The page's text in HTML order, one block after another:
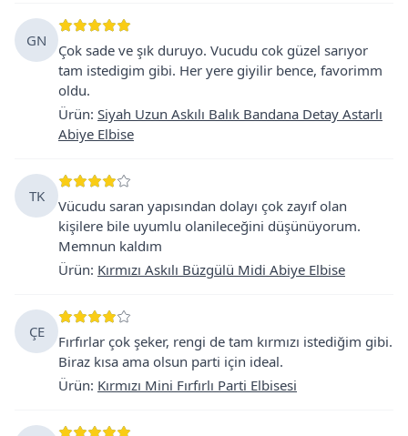
GN
Çok sade ve şık duruyo. Vucudu cok güzel sarıyor
tam istedigim gibi. Her yere giyilir bence, favorimm
oldu.
Ürün: Siyah Uzun Askılı Balık Bandana Detay Astarlı
Abiye Elbise
TK
Vücudu saran yapısından dolayı çok zayıf olan
kişilere bile uyumlu olanileceğini düşünüyorum.
Memnun kaldım
Ürün: Kırmızı Askılı Büzgülü Midi Abiye Elbise
ÇE
Fırfırlar çok şeker, rengi de tam kırmızı istediğim gibi.
Biraz kısa ama olsun parti için ideal.
Ürün: Kırmızı Mini Fırfırlı Parti Elbisesi